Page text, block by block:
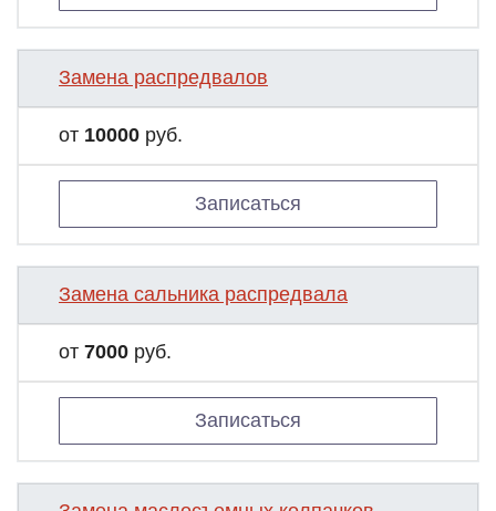
Замена распредвалов
от 10000 руб.
Записаться
Замена сальника распредвала
от 7000 руб.
Записаться